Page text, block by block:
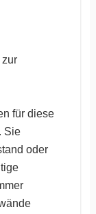
für diese
Sie
oder